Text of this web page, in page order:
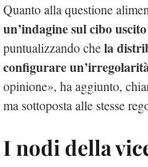
Quanto alla questione
un’indagine sul cibo
puntualizzando chela
configurare
opinione», ha aggiunto,
ma sottoposta alle stesse
I nodi della